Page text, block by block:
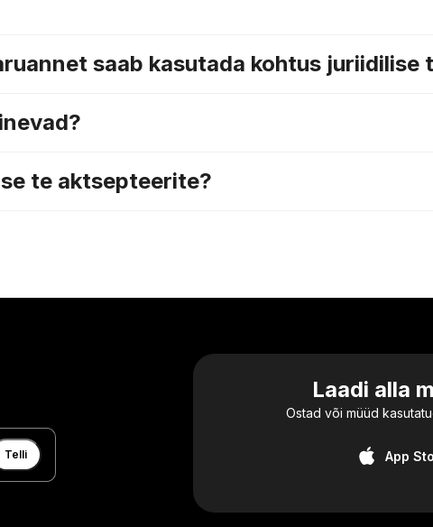
saab kasutada kohtus juriidilise
te aktsepteerite?
Telli
Laadi alla
Ostad või müüd
App